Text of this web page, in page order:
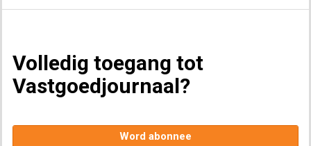
Volledig toegang tot
Vastgoedjournaal?
Word abonnee